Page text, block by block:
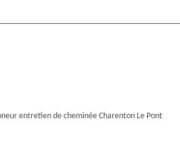
entretien de cheminée Charenton Le Pont